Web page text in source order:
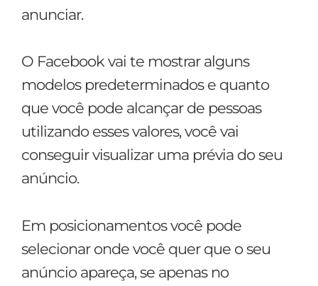
anunciar.
O Facebook vai te mostrar alguns
modelos predeterminados e quanto
que você pode alcançar de pessoas
utilizando esses valores, você vai
conseguir visualizar uma prévia do seu
anúncio.
Em posicionamentos você pode
selecionar onde você quer que o seu
anúncio apareça, se apenas no